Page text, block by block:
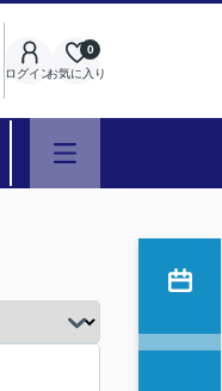
ログインお気に入り
0